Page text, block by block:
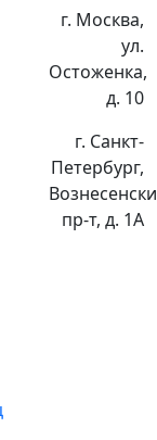
г. Москва,
ул.
Остоженка,
д. 10
г. Санкт-
Петербург,
пр-т, д. 1А